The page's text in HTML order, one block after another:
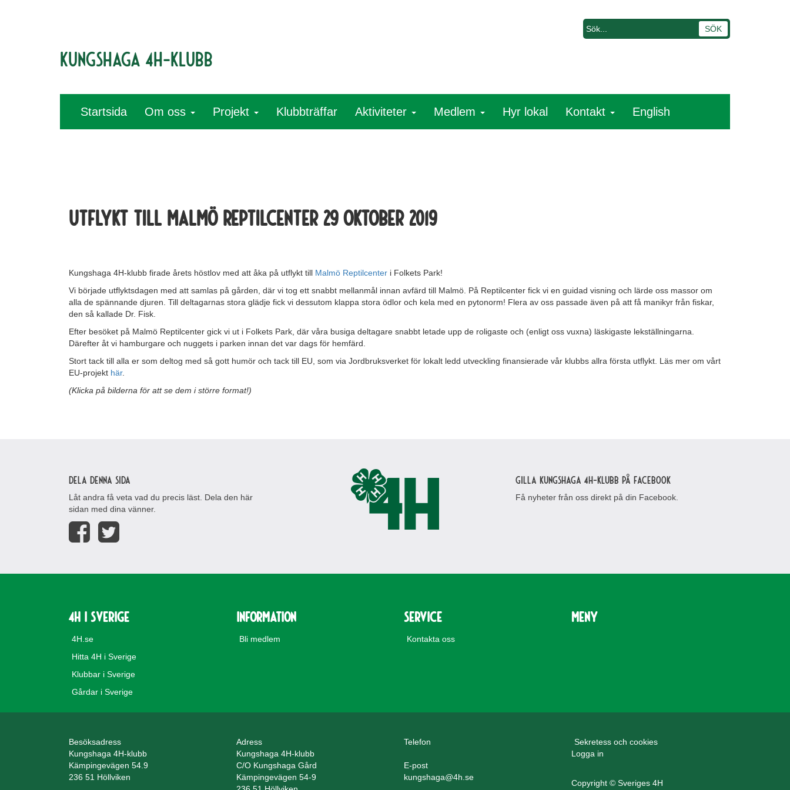
Kungshaga 4H-klubb
Startsida Om oss Projekt Klubbträffar Aktiviteter Medlem Hyr lokal Kontakt English
Utflykt till Malmö Reptilcenter 29 oktober 2019
Kungshaga 4H-klubb firade årets höstlov med att åka på utflykt till Malmö Reptilcenter i Folkets Park!
Vi började utflyktsdagen med att samlas på gården, där vi tog ett snabbt mellanmål innan avfärd till Malmö. På Reptilcenter fick vi en guidad visning och lärde oss massor om
alla de spännande djuren. Till deltagarnas stora glädje fick vi dessutom klappa stora ödlor och kela med en pytonorm! Flera av oss passade även på att få manikyr från fiskar,
den så kallade Dr. Fisk.
Efter besöket på Malmö Reptilcenter gick vi ut i Folkets Park, där våra busiga deltagare snabbt letade upp de roligaste och (enligt oss vuxna) läskigaste lekställningarna.
Därefter åt vi hamburgare och nuggets i parken innan det var dags för hemfärd.
Stort tack till alla er som deltog med så gott humör och tack till EU, som via Jordbruksverket för lokalt ledd utveckling finansierade vår klubbs allra första utflykt. Läs mer om vårt
EU-projekt här.
(Klicka på bilderna för att se dem i större format!)
Dela denna sida
Låt andra få veta vad du precis läst. Dela den här
sidan med dina vänner.
Gilla Kungshaga 4H-klubb på Facebook
Få nyheter från oss direkt på din Facebook.
4H i Sverige
4H.se
Hitta 4H i Sverige
Klubbar i Sverige
Gårdar i Sverige
Information
Bli medlem
Service
Kontakta oss
Meny
Besöksadress
Kungshaga 4H-klubb
Kämpingevägen 54.9
236 51 Höllviken
Adress
Kungshaga 4H-klubb
C/O Kungshaga Gård
Kämpingevägen 54-9
Telefon
E-post
kungshaga@4h.se
Sekretess och cookies
Logga in
Copyright © Sveriges 4H